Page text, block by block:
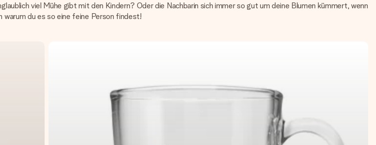
viel Mühe gibt mit den Kindern? Oder die Nachbarin sich immer so gut um deine Blumen kümmert, wenn
warum du es so eine feine Person findest!